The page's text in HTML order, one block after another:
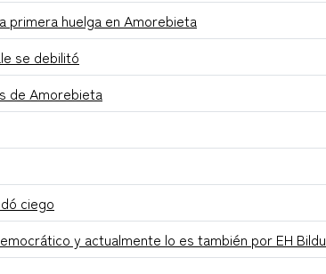
primera huelga en Amorebieta
se debilitó
de Amorebieta
ciego
y actualmente lo es también por EH Bildu